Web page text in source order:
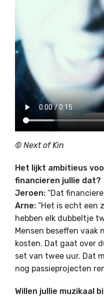
© Next of Kin
Het lijkt ambitieus
financieren jullie dat?
Jeroen: “Dat
Arne: “Het is echt een
hebben elk dubbeltje
Mensen beseffen vaak
kosten. Dat gaat over
set van twee uur. Dat
nog passieprojecten
Willen jullie muzikaal